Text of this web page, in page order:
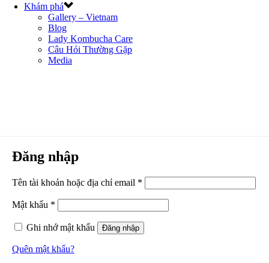
Khám phá
Gallery – Vietnam
Blog
Lady Kombucha Care
Câu Hỏi Thường Gặp
Media
Đăng nhập
Tên tài khoản hoặc địa chỉ email *
buộc
Mật khẩu *
buộc
Ghi nhớ mật khẩu
Đăng nhập
Quên mật khẩu?